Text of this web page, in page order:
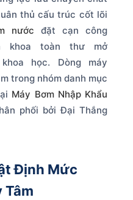
thủ cấu trúc cốt lõi
nước đặt cạn công
khoa toàn thư mở
học. Dòng máy
trong nhóm danh mục
Máy Bơm Nhập Khẩu
phối bởi Đại Thắng
Định Mức
Tâm